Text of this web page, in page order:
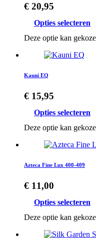
€ 20,95
Opties selecteren
Deze optie kan
Kauni EQ
€ 15,95
Opties selecteren
Deze optie kan
Azteca Fine Lux 400-409
€ 11,00
Opties selecteren
Deze optie kan